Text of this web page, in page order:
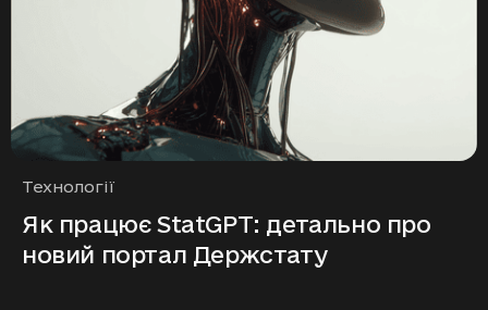
Рубрики
Технології
Як працює StatGPT: детально про
новий портал Держстату